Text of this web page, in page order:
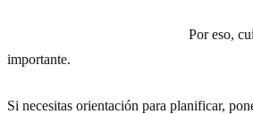
Por eso,
importante.
Si necesitas orientación para planificar,